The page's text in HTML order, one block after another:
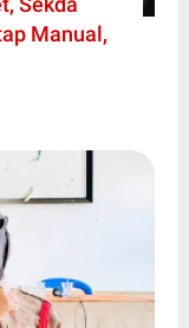
Manual,